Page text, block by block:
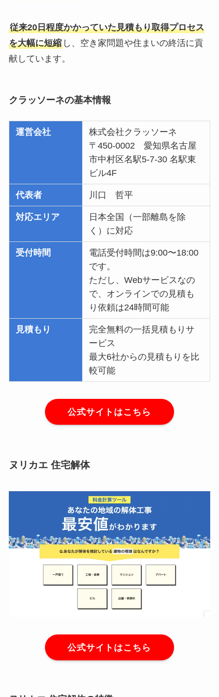
従来20日程度かかっていた見積もり取得プロセス
を大幅に短縮し、空き家問題や住まいの終活に貢
献しています。
クラッソーネの基本情報
運営会社
株式会社クラッソーネ
〒450-0002 愛知県名古屋
市中村区名駅5-7-30 名駅東
ビル4F
代表者 川口 哲平
対応エリア
日本全国（一部離島を除
く）に対応
受付時間
電話受付時間は9:00〜18:00
です。
ただし、Webサービスなの
で、オンラインでの見積も
り依頼は24時間可能
見積もり
完全無料の一括見積もりサ
ービス
最大6社からの見積もりを比
較可能
公式サイトはこちら
ヌリカエ 住宅解体
公式サイトはこちら